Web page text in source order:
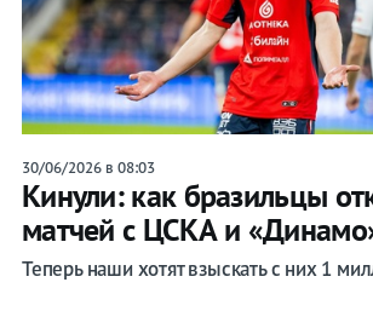
30/06/2026 в 08:03
Кинули: как бразильцы
матчей с ЦСКА и
Теперь наши хотят взыскать с них 1